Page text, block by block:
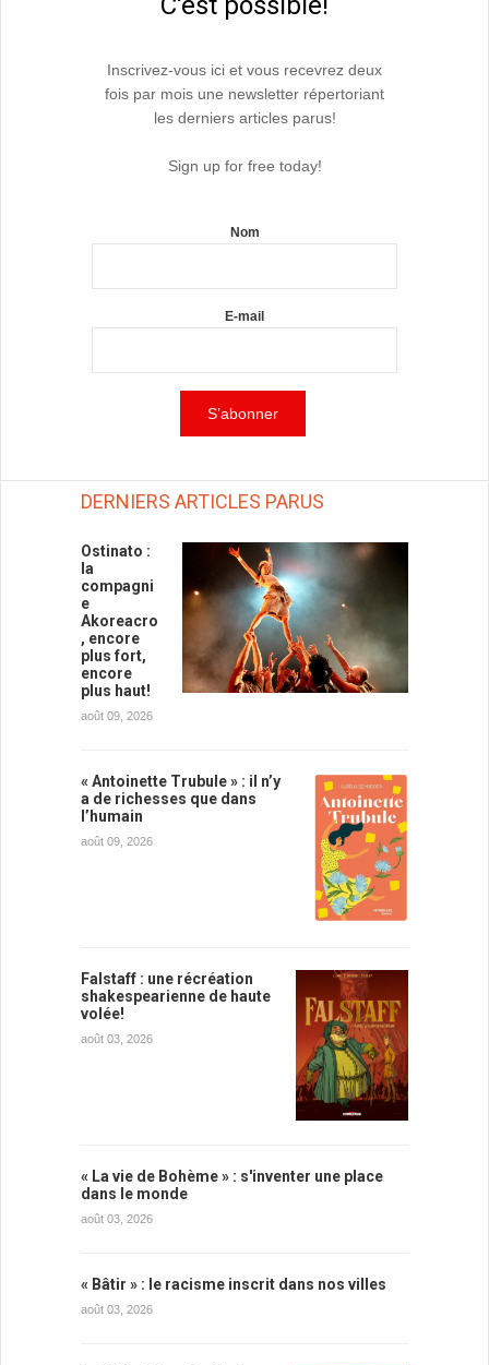
Inscrivez-vous ici et vous recevrez deux
fois par mois une newsletter répertoriant
les derniers articles parus!
Sign up for free today!
Nom
E-mail
DERNIERS ARTICLES PARUS
Ostinato :
la
compagni
e
Akoreacro
, encore
plus fort,
encore
plus haut!
août 09, 2026
« Antoinette Trubule » : il n’y
a de richesses que dans
l’humain
août 09, 2026
Falstaff : une récréation
shakespearienne de haute
volée!
août 03, 2026
« La vie de Bohème » : s'inventer une place
dans le monde
août 03, 2026
« Bâtir » : le racisme inscrit dans nos villes
août 03, 2026